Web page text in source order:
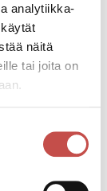
analytiikka-
näitä
tai joita on